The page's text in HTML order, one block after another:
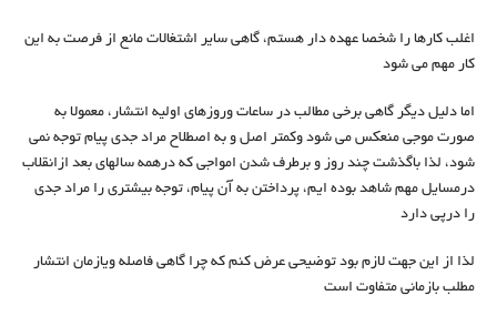
اغلب کارها را شخصا عهده دار هستم، گاهی سایر اشتغالات مانع از فرصت به این
کار مهم می شود
اما دلیل دیگر گاهی برخی مطالب در ساعات وروزهای اولیه انتشار، معمولا به
صورت موجی منعکس می شود وکمتر اصل و به اصطلاح مراد جدی پیام توجه نمی
شود، لذا باگذشت چند روز و برطرف شدن امواجی که درهمه سالهای بعد ازانقلاب
درمسایل مهم شاهد بوده ایم، پرداختن به آن پیام، توجه بیشتری را مراد جدی
را درپی دارد
لذا از این جهت لازم بود توضیحی عرض کنم که چرا گاهی فاصله ویازمان انتشار
مطلب بازمانی متفاوت است